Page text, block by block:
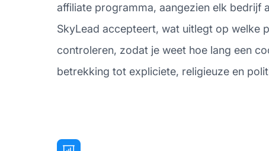
affiliate programma, aangezien elk bedrijf
SkyLead accepteert, wat uitlegt op welke
controleren, zodat je weet hoe lang een
betrekking tot expliciete, religieuze en